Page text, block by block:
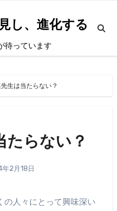
し、進化する
待っています
生は当たらない？
たらない？
2月18日